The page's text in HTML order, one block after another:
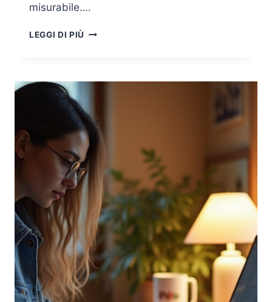
misurabile….
LEGGI DI PIÙ DATA
PREVENZIONE:
RIVOLUZIONE
INTELLIGENTE
DELLA
SICUREZZA
SUL
LAVORO